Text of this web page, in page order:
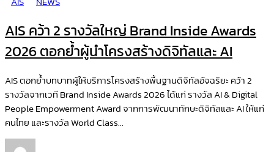
AIS คว้า 2 รางวัลใหญ่ Brand Inside Awards
2026 ตอกย้ำผู้นำโครงสร้างดิจิทัลและ AI
AIS ตอกย้ำบทบาทผู้ให้บริการโครงสร้างพื้นฐานดิจิทัลอัจฉริยะ คว้า 2
รางวัลจากเวที Brand Inside Awards 2026 ได้แก่ รางวัล AI & Digital
People Empowerment Award จากการพัฒนาทักษะดิจิทัลและ AI ให้แก่
คนไทย และรางวัล World Class...